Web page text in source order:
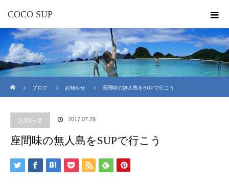
COCO SUP
ブログ
お知らせ 座間味の無人島をSUPで行こう
お知らせ 2017.07.29
座間味の無人島をSUPで行こう